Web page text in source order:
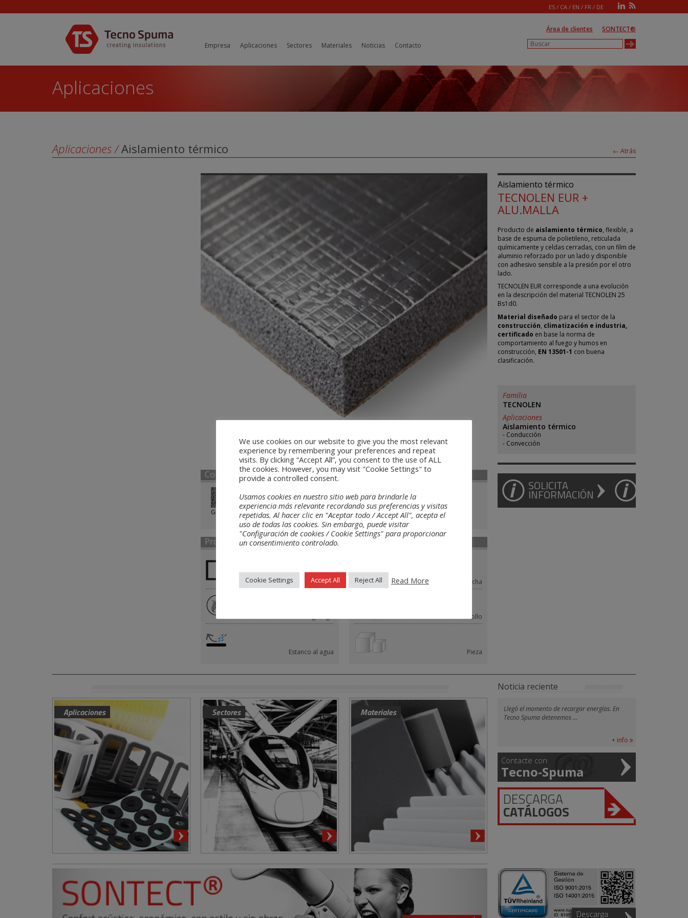
ES / CA / EN / FR / DE
Empresa Aplicaciones Sectores Materiales Noticias Contacto
Área de clientes SONTECT®
Aplicaciones
Aplicaciones/Aislamiento térmico ← Atrás
Colores
Gris
Propiedades
Celda cerrada
Estanco al agua
Presentaciones
Plancha
Rollo
Pieza
Aislamiento térmico
TECNOLEN EUR +
ALU.MALLA
Producto de aislamiento térmico, flexible, a
base de espuma de polietileno, reticulada
químicamente y celdas cerradas, con un film de
aluminio reforzado por un lado y disponible
con adhesivo sensible a la presión por el otro
lado.
TECNOLEN EUR corresponde a una evolución
en la descripción del material TECNOLEN 25
Bs1d0.
Material diseñado para el sector de la
construcción, climatización e industria,
certificado en base la norma de
comportamiento al fuego y humos en
construcción, EN 13501-1 con buena
clasificación.
Família
TECNOLEN
Aplicaciones
Aislamiento térmico
Conducción
Convección
SOLICITA
INFORMACIÓN
Aplicaciones Sectores Materiales
Noticia reciente
Llegó el momento de recargar energías. En
Tecno Spuma detenemos ...
+ info
Contacte con
Tecno-Spuma
DESCARGA
CATÁLOGOS
Descarga
We use cookies on our website to give you the most relevant
experience by remembering your preferences and repeat
visits. By clicking “Accept All”, you consent to the use of ALL
the cookies. However, you may visit "Cookie Settings" to
provide a controlled consent.
Usamos cookies en nuestro sitio web para brindarle la
experiencia más relevante recordando sus preferencias y visitas
repetidas. Al hacer clic en "Aceptar todo / Accept All", acepta el
uso de todas las cookies. Sin embargo, puede visitar
"Configuración de cookies / Cookie Settings" para proporcionar
un consentimiento controlado.
Cookie Settings Accept All Reject All Read More